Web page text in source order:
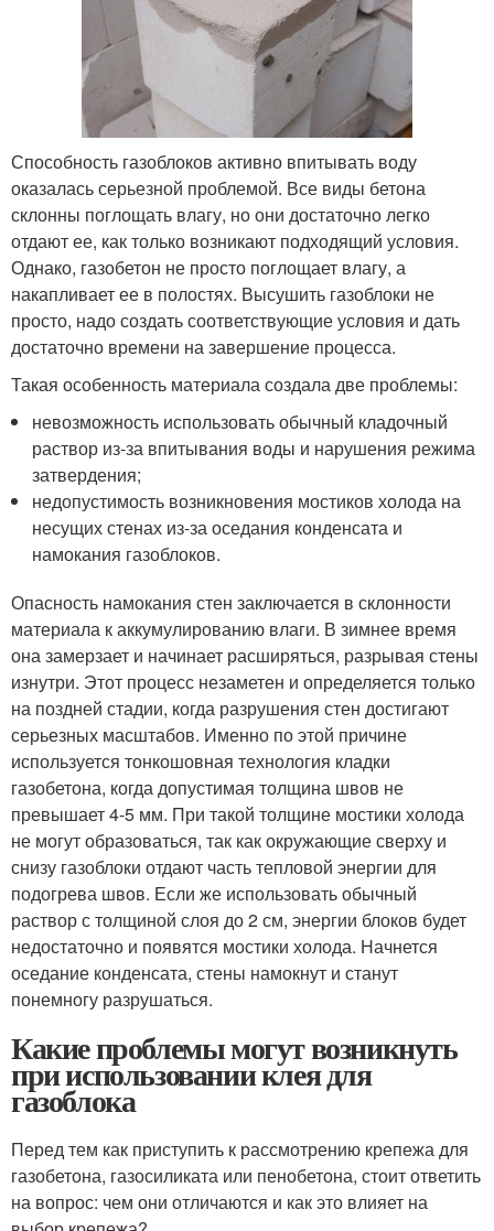
Способность газоблоков активно впитывать воду
оказалась серьезной проблемой. Все виды бетона
склонны поглощать влагу, но они достаточно легко
отдают ее, как только возникают подходящий условия.
Однако, газобетон не просто поглощает влагу, а
накапливает ее в полостях. Высушить газоблоки не
просто, надо создать соответствующие условия и дать
достаточно времени на завершение процесса.
Такая особенность материала создала две проблемы:
невозможность использовать обычный кладочный
раствор из-за впитывания воды и нарушения режима
затвердения;
недопустимость возникновения мостиков холода на
несущих стенах из-за оседания конденсата и
намокания газоблоков.
Опасность намокания стен заключается в склонности
материала к аккумулированию влаги. В зимнее время
она замерзает и начинает расширяться, разрывая стены
изнутри. Этот процесс незаметен и определяется только
на поздней стадии, когда разрушения стен достигают
серьезных масштабов. Именно по этой причине
используется тонкошовная технология кладки
газобетона, когда допустимая толщина швов не
превышает 4-5 мм. При такой толщине мостики холода
не могут образоваться, так как окружающие сверху и
снизу газоблоки отдают часть тепловой энергии для
подогрева швов. Если же использовать обычный
раствор с толщиной слоя до 2 см, энергии блоков будет
недостаточно и появятся мостики холода. Начнется
оседание конденсата, стены намокнут и станут
понемногу разрушаться.
Какие проблемы могут возникнуть
при использовании клея для
газоблока
Перед тем как приступить к рассмотрению крепежа для
газобетона, газосиликата или пенобетона, стоит ответить
на вопрос: чем они отличаются и как это влияет на